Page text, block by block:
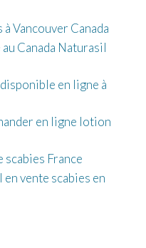
Vancouver Canada
Canada Naturasil
en ligne à
en ligne lotion
France
vente scabies en